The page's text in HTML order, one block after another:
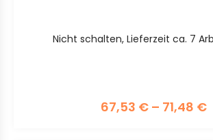
Nicht schalten, Lieferzeit ca. 7
67,53 €– 71,48 €